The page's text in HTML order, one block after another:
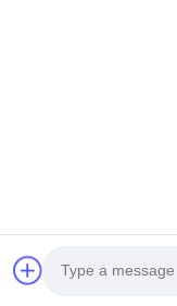
©2013- WUXI SYLAITH